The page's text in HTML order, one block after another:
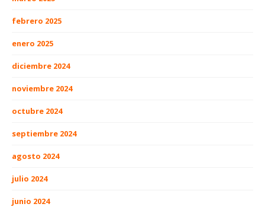
febrero 2025
enero 2025
diciembre 2024
noviembre 2024
octubre 2024
septiembre 2024
agosto 2024
julio 2024
junio 2024